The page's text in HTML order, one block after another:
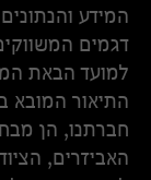
המידע
דגמים
למועד הבאת
התיאור המובא
חברתנו, הן
האביזרים,